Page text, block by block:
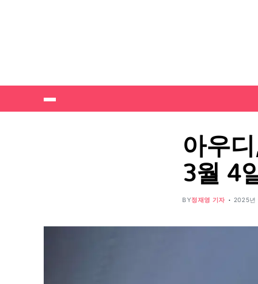
아우
3월 4
BY정재영 기자 2025년